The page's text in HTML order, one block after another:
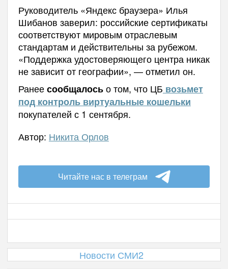
Руководитель «Яндекс браузера» Илья
Шибанов заверил: российские сертификаты
соответствуют мировым отраслевым
стандартам и действительны за рубежом.
«Поддержка удостоверяющего центра никак
не зависит от географии», — отметил он.
Ранеесообщалосьо том, что ЦБ возьмет
под контроль виртуальные кошельки
покупателей с 1 сентября.
Автор: Никита Орлов
Читайте нас в телеграм
Новости СМИ2